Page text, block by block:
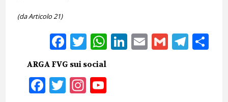
(da Articolo 21)
Facebook
Twitter
WhatsApp
LinkedIn
EmailGmail
ARGA FVG sui social
Facebook
Twitter
Instagram
YouTube